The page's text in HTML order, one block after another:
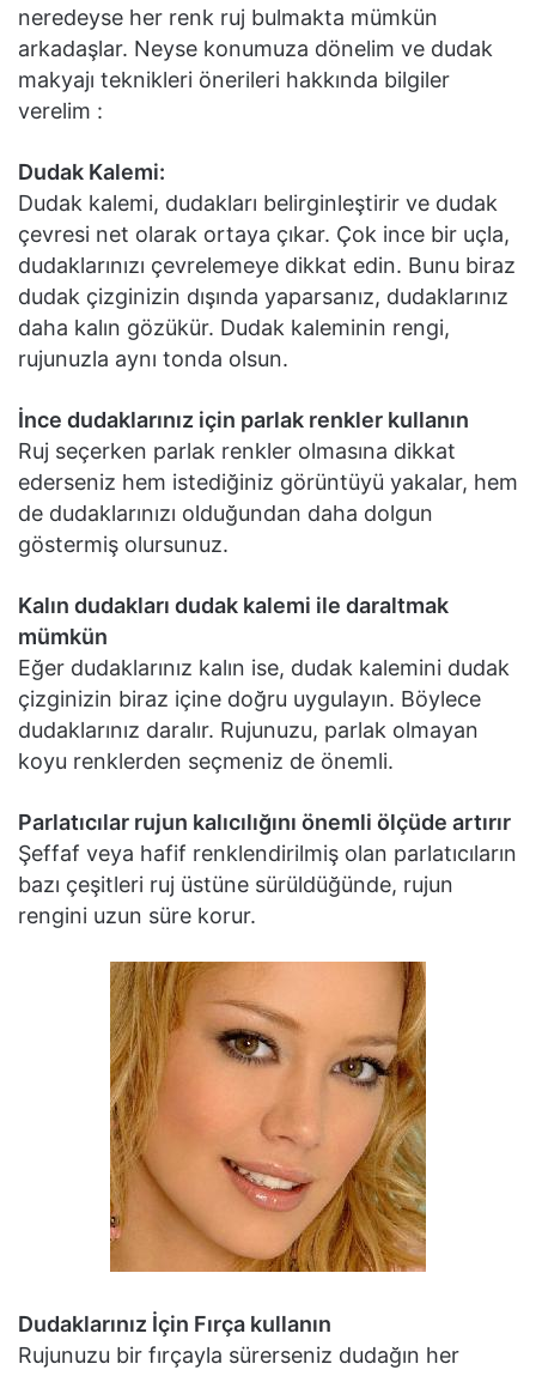
neredeyse her renk ruj bulmakta mümkün
arkadaşlar. Neyse konumuza dönelim ve dudak
makyajı teknikleri önerileri hakkında bilgiler
verelim :
Dudak Kalemi:
Dudak kalemi, dudakları belirginleştirir ve dudak
çevresi net olarak ortaya çıkar. Çok ince bir uçla,
dudaklarınızı çevrelemeye dikkat edin. Bunu biraz
dudak çizginizin dışında yaparsanız, dudaklarınız
daha kalın gözükür. Dudak kaleminin rengi,
rujunuzla aynı tonda olsun.
İnce dudaklarınız için parlak renkler kullanın
Ruj seçerken parlak renkler olmasına dikkat
ederseniz hem istediğiniz görüntüyü yakalar, hem
de dudaklarınızı olduğundan daha dolgun
göstermiş olursunuz.
Kalın dudakları dudak kalemi ile daraltmak
mümkün
Eğer dudaklarınız kalın ise, dudak kalemini dudak
çizginizin biraz içine doğru uygulayın. Böylece
dudaklarınız daralır. Rujunuzu, parlak olmayan
koyu renklerden seçmeniz de önemli.
Parlatıcılar rujun kalıcılığını önemli ölçüde artırır
Şeffaf veya hafif renklendirilmiş olan parlatıcıların
bazı çeşitleri ruj üstüne sürüldüğünde, rujun
rengini uzun süre korur.
Dudaklarınız İçin Fırça kullanın
Rujunuzu bir fırçayla sürerseniz dudağın her